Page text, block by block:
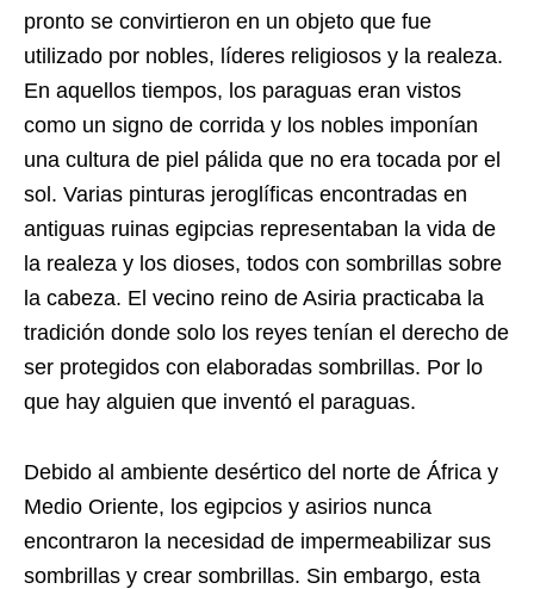
pronto se convirtieron en un objeto que fue
utilizado por nobles, líderes religiosos y la realeza.
En aquellos tiempos, los paraguas eran vistos
como un signo de corrida y los nobles imponían
una cultura de piel pálida que no era tocada por el
sol. Varias pinturas jeroglíficas encontradas en
antiguas ruinas egipcias representaban la vida de
la realeza y los dioses, todos con sombrillas sobre
la cabeza. El vecino reino de Asiria practicaba la
tradición donde solo los reyes tenían el derecho de
ser protegidos con elaboradas sombrillas. Por lo
que hay alguien que inventó el paraguas.
Debido al ambiente desértico del norte de África y
Medio Oriente, los egipcios y asirios nunca
encontraron la necesidad de impermeabilizar sus
sombrillas y crear sombrillas. Sin embargo, esta